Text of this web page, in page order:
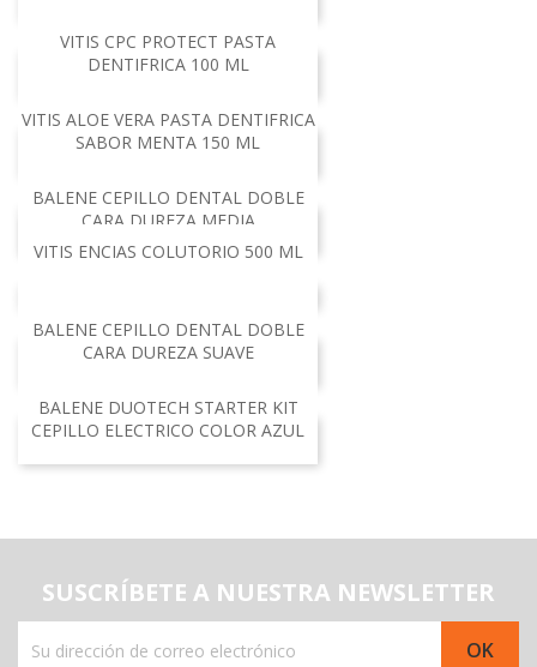
VITIS CPC PROTECT PASTA
DENTIFRICA 100 ML
VITIS ALOE VERA PASTA DENTIFRICA
SABOR MENTA 150 ML
BALENE CEPILLO DENTAL DOBLE
CARA DUREZA MEDIA
VITIS ENCIAS COLUTORIO 500 ML
BALENE CEPILLO DENTAL DOBLE
CARA DUREZA SUAVE
BALENE DUOTECH STARTER KIT
CEPILLO ELECTRICO COLOR AZUL
SUSCRÍBETE A NUESTRA NEWSLETTER